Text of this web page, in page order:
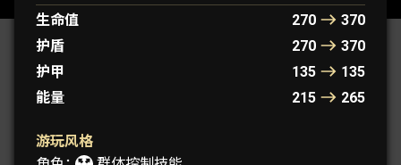
生命值 270
370
护盾
270
370
护甲
135
135
能量
215 265
游玩风格